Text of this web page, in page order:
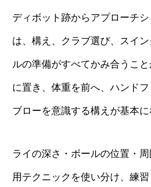
ディボット跡からアプローチ
は、構え、クラブ選び、スイ
ルの準備がすべてかみ合うこ
に置き、体重を前へ、ハンド
ブローを意識する構えが基本に
ライの深さ・ボールの位置・
用テクニックを使い分け、練